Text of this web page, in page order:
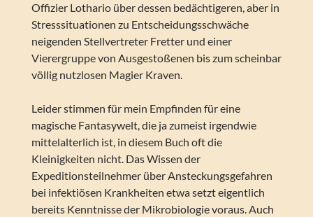
Offizier Lothario über dessen bedächtigeren, aber in
Stresssituationen zu Entscheidungsschwäche
neigenden Stellvertreter Fretter und einer
Vierergruppe von Ausgestoßenen bis zum scheinbar
völlig nutzlosen Magier Kraven.
Leider stimmen für mein Empfinden für eine
magische Fantasywelt, die ja zumeist irgendwie
mittelalterlich ist, in diesem Buch oft die
Kleinigkeiten nicht. Das Wissen der
Expeditionsteilnehmer über Ansteckungsgefahren
bei infektiösen Krankheiten etwa setzt eigentlich
bereits Kenntnisse der Mikrobiologie voraus. Auch